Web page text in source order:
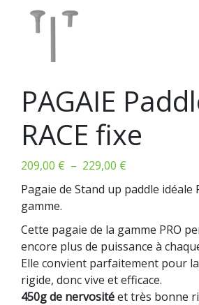
PAGAIE
RACE fixe
209,00 € – 229,00 €
prix :
à
229,00 €
Pagaie de Stand up paddle idéale
gamme.
Cette pagaie de la gamme PRO
encore plus de puissance à
Elle convient parfaitement pour la
rigide, donc vive et efficace.
450g de nervositéet très bonne